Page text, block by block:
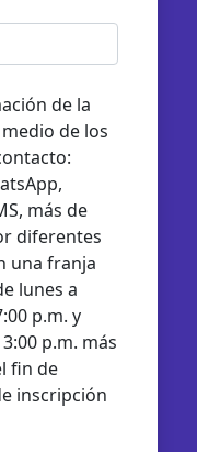
de la
de los
más de
diferentes
una franja
lunes a
p.m. y
p.m. más
fin de
inscripción